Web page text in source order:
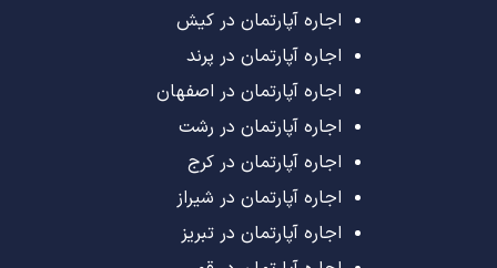
اجاره آپارتمان در کیش
اجاره آپارتمان در پرند
اجاره آپارتمان در اصفهان
اجاره آپارتمان در رشت
اجاره آپارتمان در کرج
اجاره آپارتمان در شیراز
اجاره آپارتمان در تبریز